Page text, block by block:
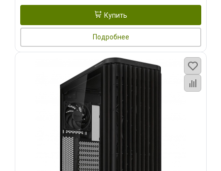
Купить
Подробнее